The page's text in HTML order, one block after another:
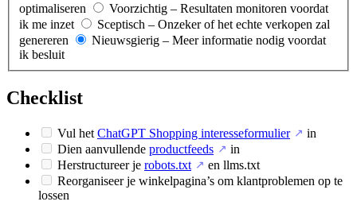
optimaliseren
Voorzichtig – Resultaten monitoren voordat
ik me inzet
Sceptisch – Onzeker of het echte verkopen zal
genereren
Nieuwsgierig – Meer informatie nodig voordat
ik besluit
Checklist
Vul het ChatGPT Shopping interesseformulier ↗ in
Dien aanvullende productfeeds ↗ in
Herstructureer je robots.txt ↗ en llms.txt
Reorganiseer je winkelpagina’s om klantproblemen op te
lossen